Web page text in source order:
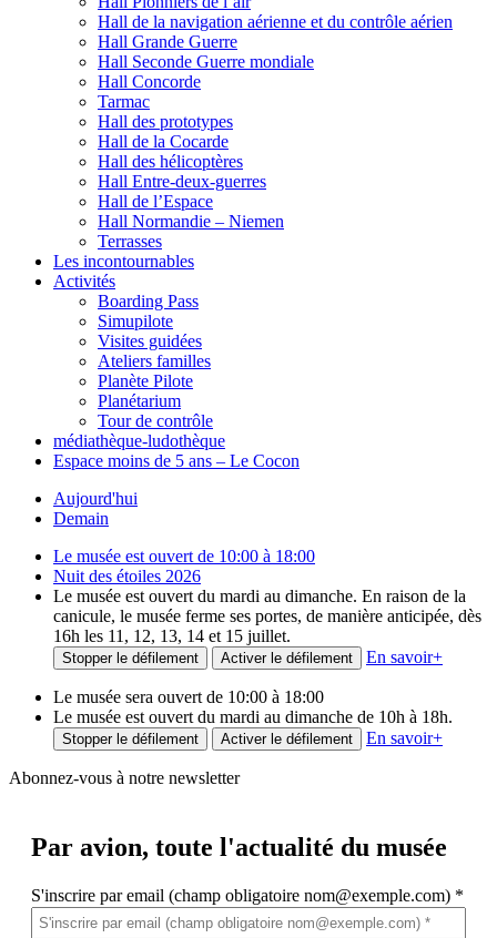
Hall de la navigation aérienne et du contrôle aérien
Hall Grande Guerre
Hall Seconde Guerre mondiale
Hall Concorde
Tarmac
Hall des prototypes
Hall de la Cocarde
Hall des hélicoptères
Hall Entre-deux-guerres
Hall de l’Espace
Hall Normandie – Niemen
Terrasses
Les incontournables
Activités
Boarding Pass
Simupilote
Visites guidées
Ateliers familles
Planète Pilote
Planétarium
Tour de contrôle
médiathèque-ludothèque
Espace moins de 5 ans – Le Cocon
Aujourd'hui
Demain
Le musée est ouvert de 10:00 à 18:00
Nuit des étoiles 2026
Le musée est ouvert du mardi au dimanche. En raison de la
canicule, le musée ferme ses portes, de manière anticipée, dès
16h les 11, 12, 13, 14 et 15 juillet.
Stopper le défilement Activer le défilement En savoir+
Le musée sera ouvert de 10:00 à 18:00
Le musée est ouvert du mardi au dimanche de 10h à 18h.
Stopper le défilement Activer le défilement En savoir+
Abonnez-vous à notre newsletter
Par avion, toute l'actualité du musée
S'inscrire par email (champ obligatoire nom@exemple.com) *